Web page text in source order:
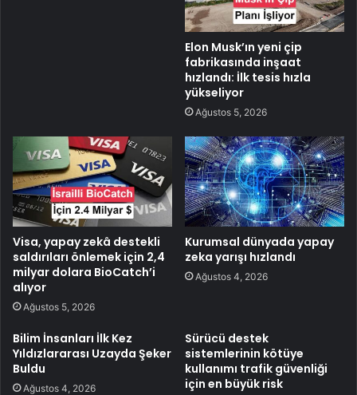
Elon Musk’ın yeni çip
fabrikasında inşaat
hızlandı: İlk tesis hızla
yükseliyor
Ağustos 5, 2026
Visa, yapay zekâ destekli
saldırıları önlemek için 2,4
milyar dolara BioCatch’i
alıyor
Ağustos 5, 2026
Kurumsal dünyada yapay
zeka yarışı hızlandı
Ağustos 4, 2026
Bilim İnsanları İlk Kez
Yıldızlararası Uzayda Şeker
Buldu
Ağustos 4, 2026
Sürücü destek
sistemlerinin kötüye
kullanımı trafik güvenliği
için en büyük risk